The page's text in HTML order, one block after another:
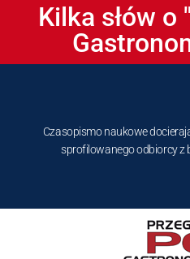
Kilka słów o
Czasopismo naukowe
sprofilowanego odbiorcy z